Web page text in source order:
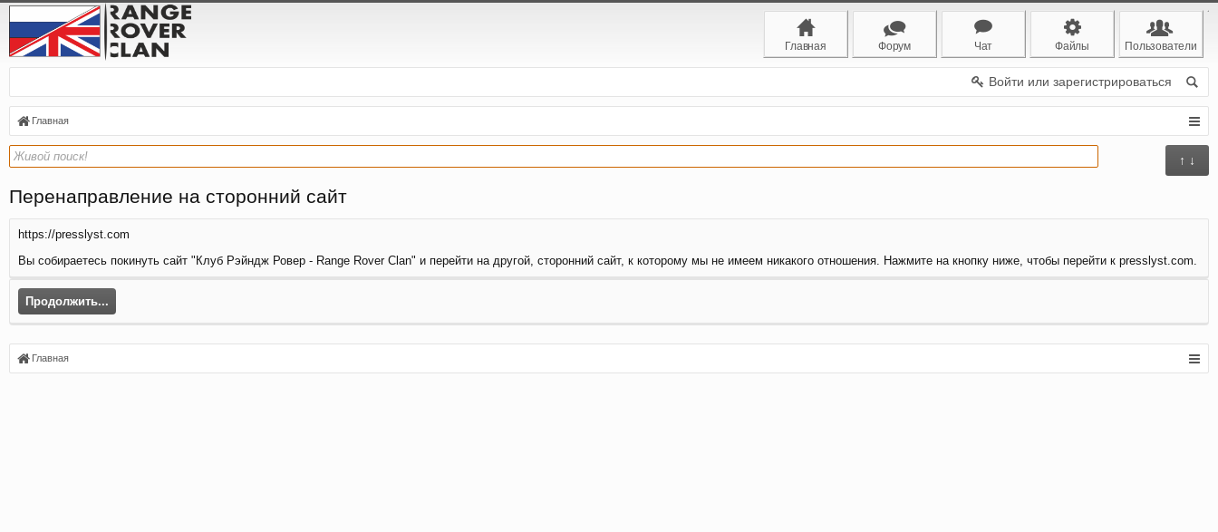
Главная Форум Чат Файлы Пользователи
Войти или зарегистрироваться
Главная
↑ ↓
Перенаправление на сторонний сайт
https://presslyst.com
Вы собираетесь покинуть сайт "Клуб Рэйндж Ровер - Range Rover Clan" и перейти на другой, сторонний сайт, к которому мы не имеем никакого отношения. Нажмите на кнопку ниже, чтобы перейти к presslyst.com.
Продолжить...
Главная